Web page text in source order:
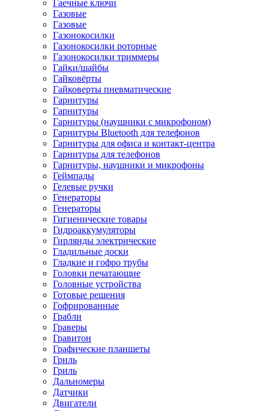
Гаечные ключи
Газовые
Газовые
Газонокосилки
Газонокосилки роторные
Газонокосилки триммеры
Гайки/шайбы
Гайковёрты
Гайковерты пневматические
Гарнитуры
Гарнитуры
Гарнитуры (наушники с микрофоном)
Гарнитуры Bluetooth для телефонов
Гарнитуры для офиса и контакт-центра
Гарнитуры для телефонов
Гарнитуры, наушники и микрофоны
Геймпады
Гелевые ручки
Генераторы
Генераторы
Гигиенические товары
Гидроаккумуляторы
Гирлянды электрические
Гладильные доски
Гладкие и гофро трубы
Головки печатающие
Головные устройства
Готовые решения
Гофрированные
Грабли
Граверы
Гравитон
Графические планшеты
Гриль
Гриль
Дальномеры
Датчики
Двигатели